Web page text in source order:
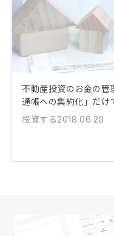
不動産投資のお金の管
通帳への集約化」だけ
投資する2018.06.20